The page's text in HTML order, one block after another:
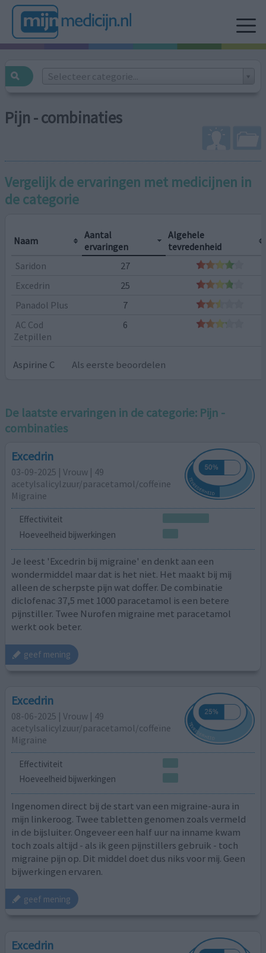
Selecteer categorie...
Pijn - combinaties
Vergelijk de ervaringen met medicijnen in
de categorie
Naam
Aantal
ervaringen
Algehele
tevredenheid
Saridon
27
Excedrin
25
Panadol Plus
7
AC Cod
Zetpillen
6
Aspirine C Als eerste beoordelen
De laatste ervaringen in de categorie: Pijn -
combinaties
Excedrin
03-09-2025 | Vrouw | 49
acetylsalicylzuur/paracetamol/coffeïne
Migraine
Effectiviteit
Hoeveelheid bijwerkingen
Je leest 'Excedrin bij migraine' en denkt aan een
wondermiddel maar dat is het niet. Het maakt bij mij
alleen de scherpste pijn wat doffer. De combinatie
diclofenac 37,5 met 1000 paracetamol is een betere
pijnstiller. Twee Nurofen migraine met paracetamol
werkt ook beter.
geef mening
Excedrin
08-06-2025 | Vrouw | 49
acetylsalicylzuur/paracetamol/coffeïne
Migraine
Effectiviteit
Hoeveelheid bijwerkingen
Ingenomen direct bij de start van een migraine-aura in
mijn linkeroog. Twee tabletten genomen zoals vermeld
in de bijsluiter. Ongeveer een half uur na inname kwam
toch zoals altijd - als ik geen pijnstillers gebruik - toch
migraine pijn op. Dit middel doet dus niks voor mij. Geen
bijwerkingen ervaren.
geef mening
Excedrin